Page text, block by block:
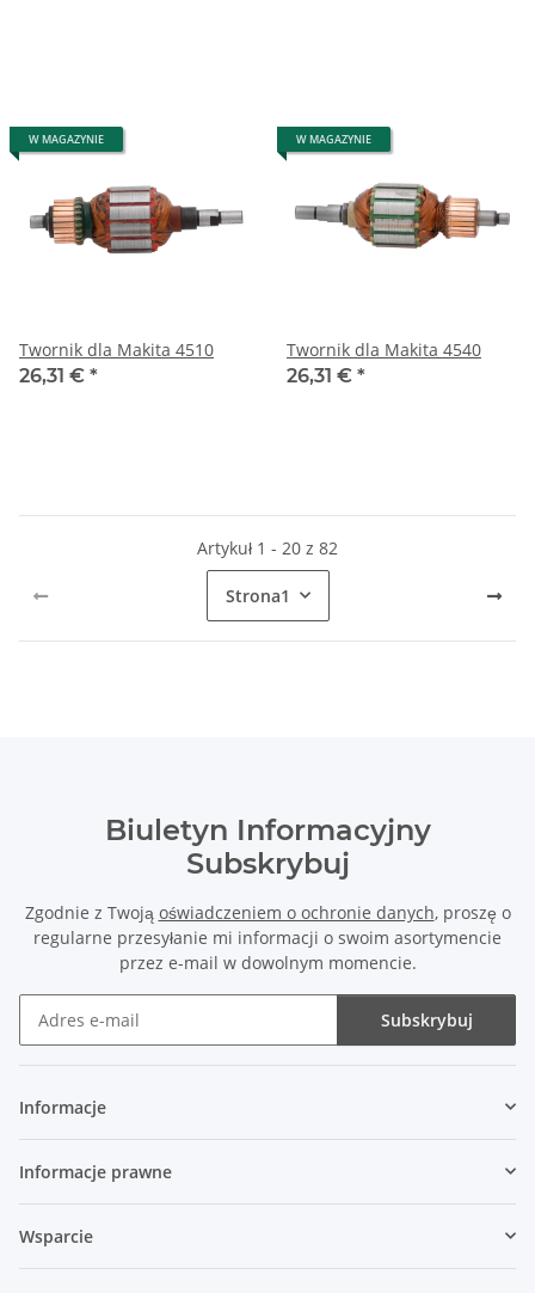
W MAGAZYNIE
Twornik dla Makita 4510
26,31 € *
W MAGAZYNIE
Twornik dla Makita 4540
26,31 € *
Artykuł 1 - 20 z 82
Strona1
Biuletyn Informacyjny
Subskrybuj
Zgodnie z Twoją oświadczeniem o ochronie danych, proszę o
regularne przesyłanie mi informacji o swoim asortymencie
przez e-mail w dowolnym momencie.
Subskrybuj
Informacje
Informacje prawne
Wsparcie